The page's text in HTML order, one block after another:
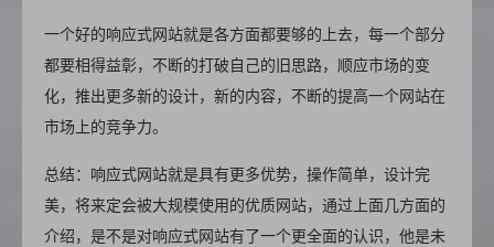
一个好的响应式网站就是各方面都要够的上去，每一个部分
都要相得益彰，不断的打破自己的旧思路，顺应市场的变
化，推出更多新的设计，新的内容，不断的提高一个网站在
市场上的竞争力。
总结：响应式网站就是具有更多优势，操作简单，设计完
美，将来定会被大规模使用的优质网站，通过上面几方面的
介绍，是不是对响应式网站有了一个更全面的认识，他是未